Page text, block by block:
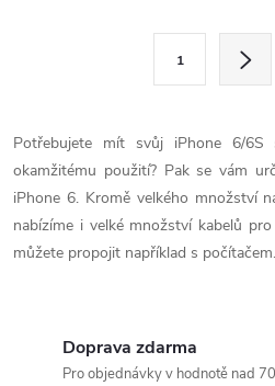
d
a
c
í
á
n
k
o
v
1
Potřebujete mít svůj iPhone 6/
okamžitému použití? Pak se vám
iPhone 6. Kromě velkého množství
nabízíme i velké množství kabelů
můžete propojit například s
Doprava zdarma
Pro objednávky v hodnotě nad